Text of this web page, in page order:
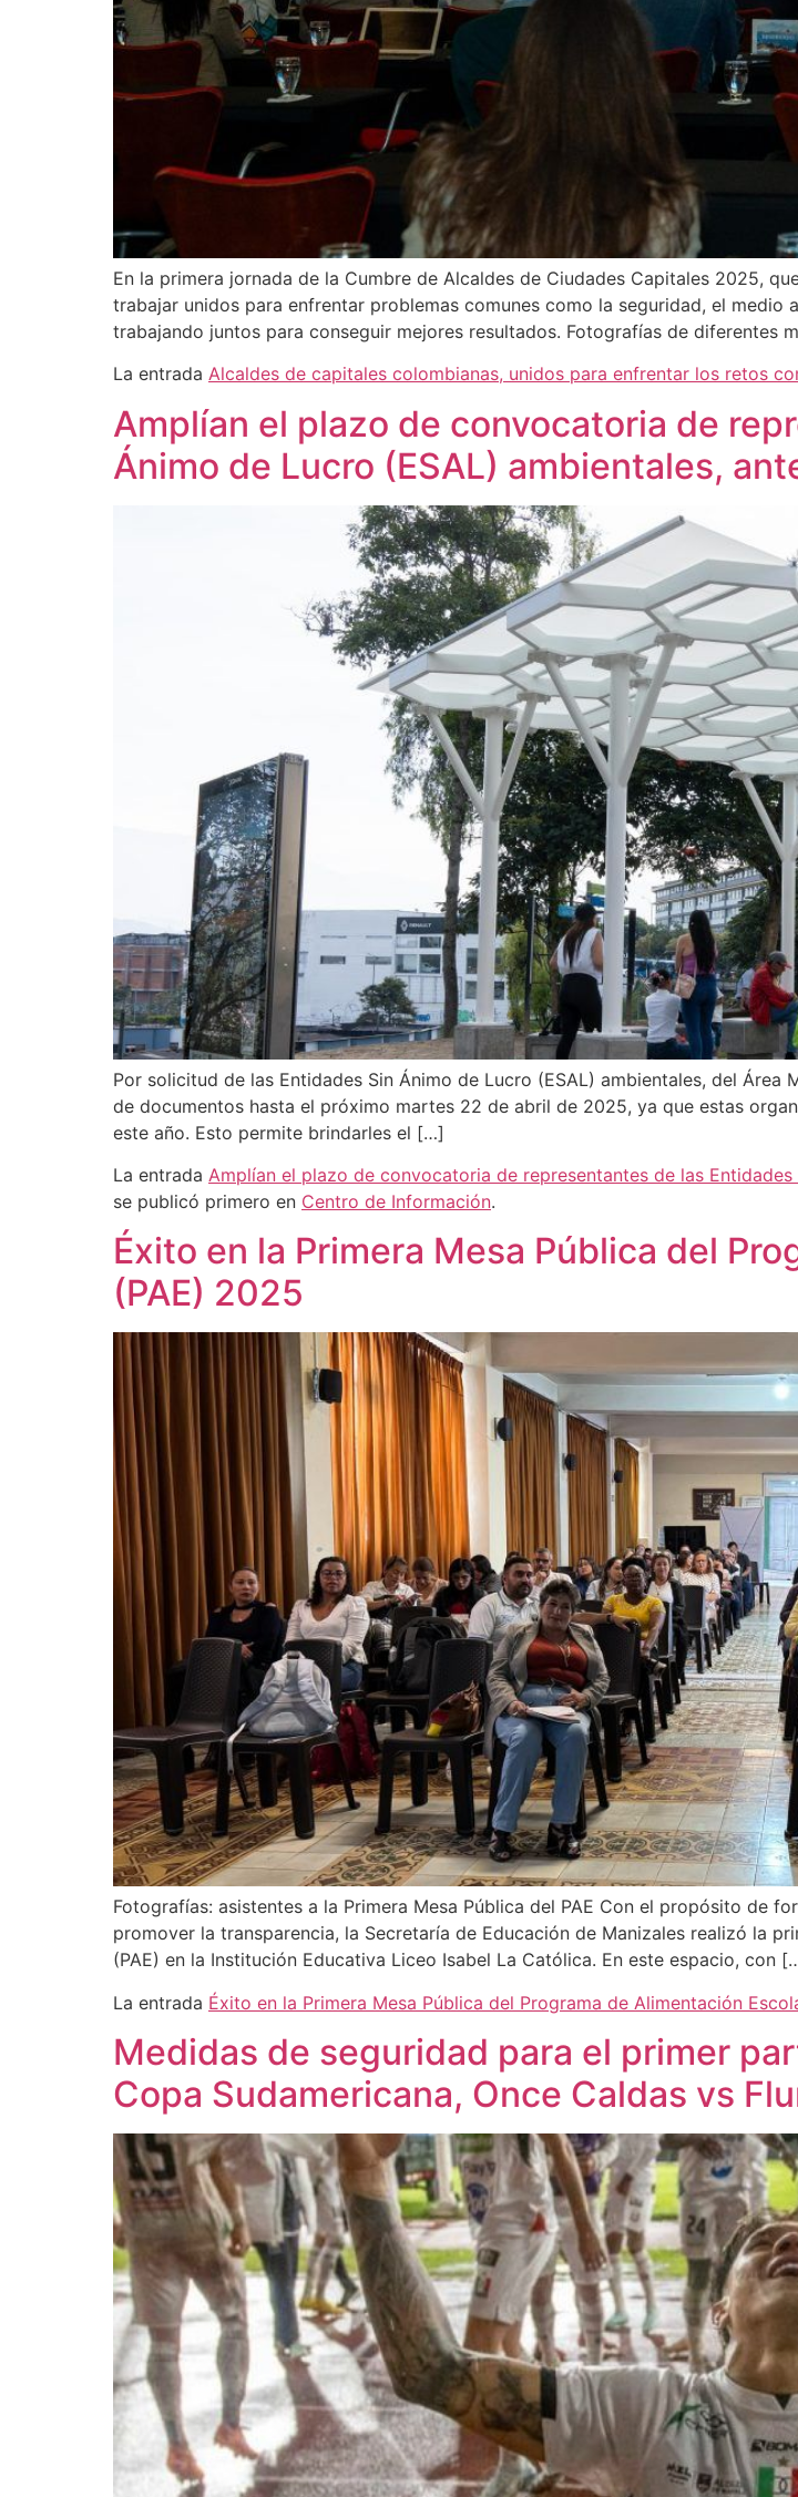
En la primera jornada de la Cumbre de Alcaldes de Ciudades Capitales 2025,
trabajar unidos para enfrentar problemas comunes como la seguridad, el
trabajando juntos para conseguir mejores resultados. Fotografías de diferentes
La entrada Alcaldes de capitales colombianas, unidos para enfrentar los retos
Amplían el plazo de convocatoria de
Ánimo de Lucro (ESAL) ambientales,
Por solicitud de las Entidades Sin Ánimo de Lucro (ESAL) ambientales, del
de documentos hasta el próximo martes 22 de abril de 2025, ya que estas
este año. Esto permite brindarles el […]
La entrada Amplían el plazo de convocatoria de representantes de las
se publicó primero en Centro de Información.
Éxito en la Primera Mesa Pública del
(PAE) 2025
Fotografías: asistentes a la Primera Mesa Pública del PAE Con el propósito de
promover la transparencia, la Secretaría de Educación de Manizales realizó la
(PAE) en la Institución Educativa Liceo Isabel La Católica. En este espacio, con
La entrada Éxito en la Primera Mesa Pública del Programa de Alimentación
Medidas de seguridad para el primer
Copa Sudamericana, Once Caldas vs